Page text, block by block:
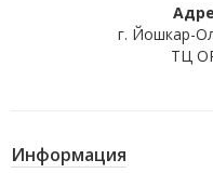
г. Йошкар-
ТЦ
Информация